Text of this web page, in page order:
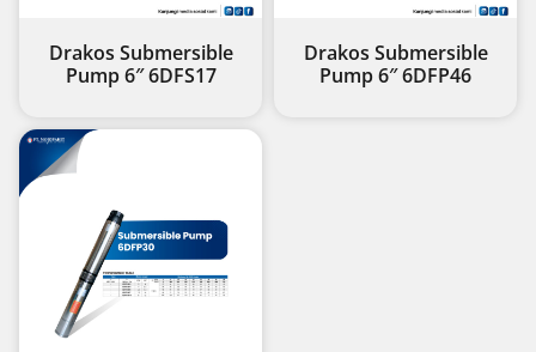
Drakos Submersible
Pump 6″ 6DFS17
Drakos Submersible
Pump 6″ 6DFP46